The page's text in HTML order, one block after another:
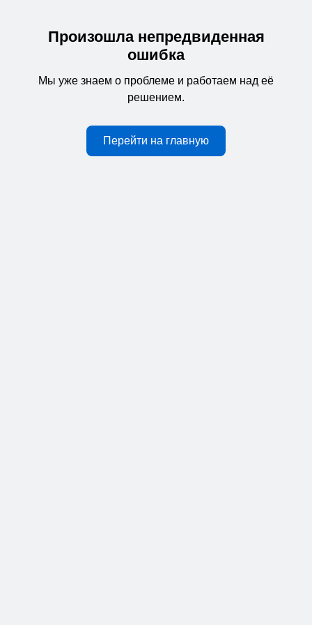
Произошла непредвиденная
ошибка
Мы уже знаем о проблеме и работаем над её
решением.
Перейти на главную